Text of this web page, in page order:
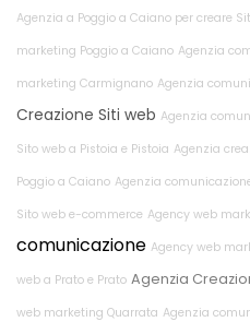
Agenzia a Poggio a Caiano per creare
marketing Poggio a Caiano Agenzia
marketing Carmignano Agenzia
Creazione Siti web Agenzia
Sito web a Pistoia e Pistoia Agenzia
Poggio a Caiano Agenzia
Sito web e-commerce Agency web
comunicazione Agency web
web a Prato e Prato Agenzia
web marketing Quarrata Agenzia